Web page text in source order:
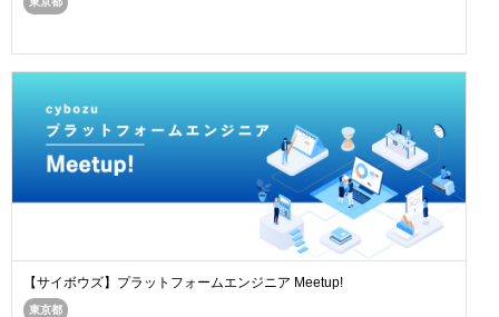
【サイボウズ】プラットフォームエンジニア Meetup!
東京都